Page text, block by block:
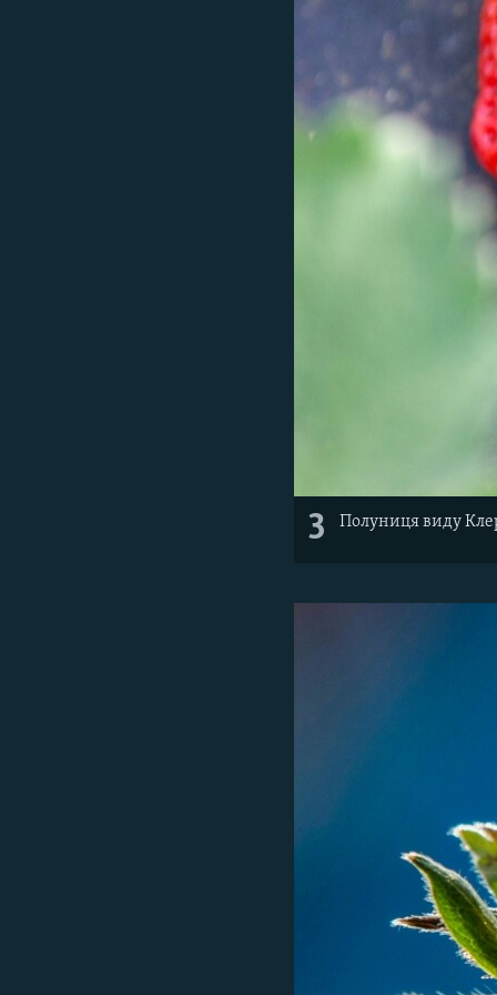
3 Полуниця виду